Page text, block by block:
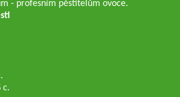
- profesním pěstitelům ovoce.
c.